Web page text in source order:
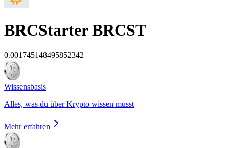
BRCStarter BRCST
0.001745148495852342
Wissensbasis
Alles, was du über Krypto wissen musst
Mehr erfahren